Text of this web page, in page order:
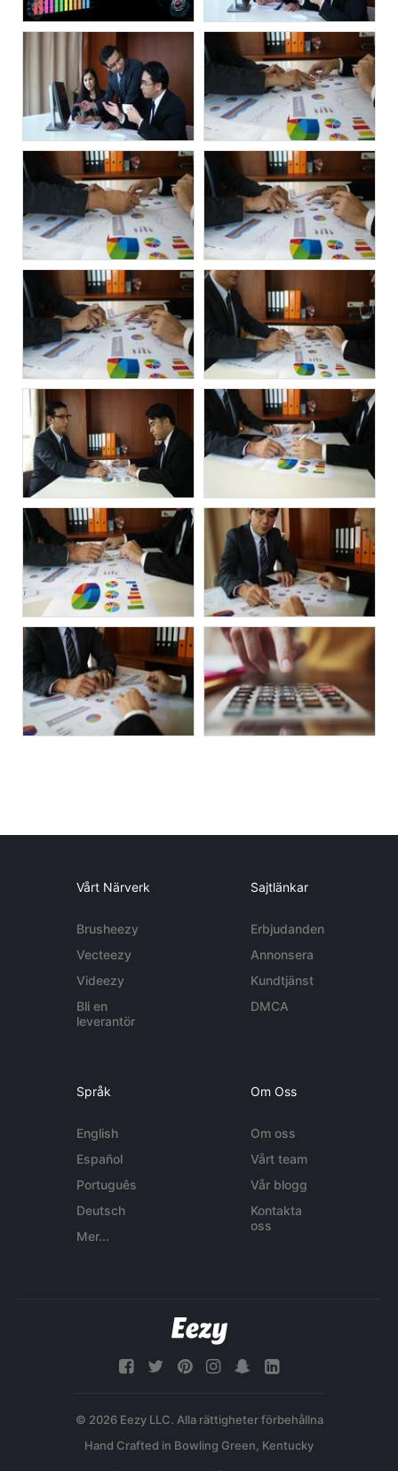
Vårt Närverk
Brusheezy
Vecteezy
Videezy
Bli en
leverantör
Sajtlänkar
Erbjudanden
Annonsera
Kundtjänst
DMCA
Språk
English
Español
Português
Deutsch
Mer...
Om Oss
Om oss
Vårt team
Vår blogg
Kontakta
oss
© 2026 Eezy LLC. Alla rättigheter förbehållna